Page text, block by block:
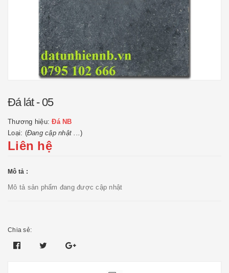
Đá lát - 05
Thương hiệu:Đá NB
Loại: (Đang cập nhật ...)
Liên hệ
Mô tả :
Mô tả sản phẩm đang được cập nhật
Chia sẻ: